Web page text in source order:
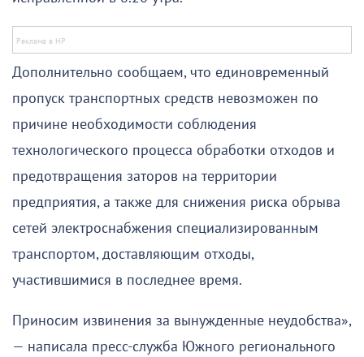
Дополнительно сообщаем, что единовременный
пропуск транспортных средств невозможен по
причине необходимости соблюдения
технологического процесса обработки отходов и
предотвращения заторов на территории
предприятия, а также для снижения риска обрыва
сетей электроснабжения специализированным
транспортом, доставляющим отходы,
участившимися в последнее время.
Приносим извинения за вынужденные неудобства»,
— написала пресс-служба Южного регионального